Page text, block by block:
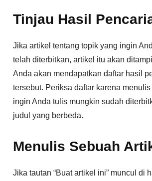
Tinjau Hasil
Jika artikel tentang topik yang ingin
telah diterbitkan, artikel itu akan
Anda akan mendapatkan daftar hasil
tersebut. Periksa daftar karena
ingin Anda tulis mungkin sudah
judul yang berbeda.
Menulis Sebuah
Jika tautan “Buat artikel ini” muncul di